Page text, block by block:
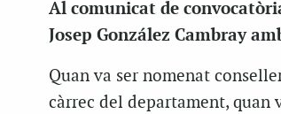
Al comunicat de
Josep González Cambray
Quan va ser nomenat
càrrec del departament, quan